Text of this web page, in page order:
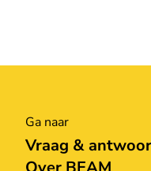
Ga naar
Vraag &